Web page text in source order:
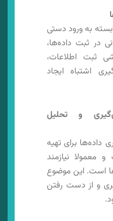
به ورود دستی
در ثبت داده‌ها،
ثبت اطلاعات،
اشتباه ایجاد
و تحلیل
داده‌ها برای تهیه
معمولا نیازمند
است. این موضوع
و از دست رفتن